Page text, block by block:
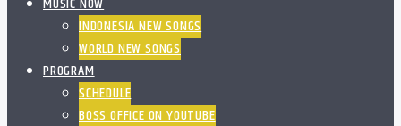
INDONESIA NEW SONGS
WORLD NEW SONGS
PROGRAM
SCHEDULE
BOSS OFFICE ON YOUTUBE